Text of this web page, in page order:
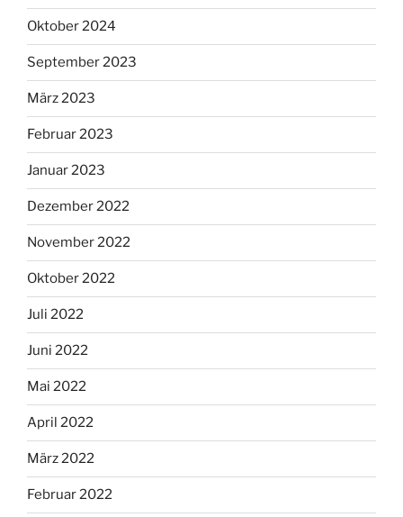
Oktober 2024
September 2023
März 2023
Februar 2023
Januar 2023
Dezember 2022
November 2022
Oktober 2022
Juli 2022
Juni 2022
Mai 2022
April 2022
März 2022
Februar 2022